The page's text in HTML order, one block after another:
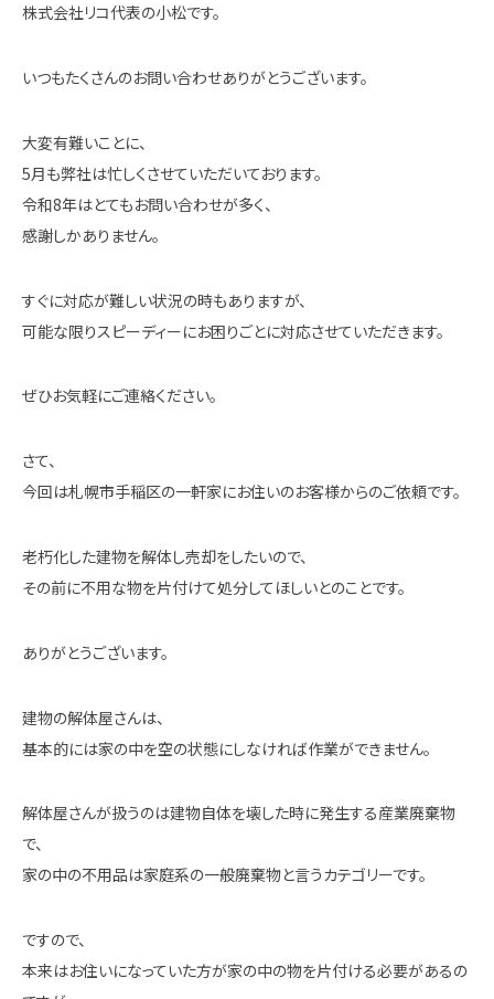
株式会社リコ代表の小松です。
いつもたくさんのお問い合わせありがとうございます。
大変有難いことに、
5月も弊社は忙しくさせていただいております。
令和8年はとてもお問い合わせが多く、
感謝しかありません。
すぐに対応が難しい状況の時もありますが、
可能な限りスピーディーにお困りごとに対応させていただきます。
ぜひお気軽にご連絡ください。
さて、
今回は札幌市手稲区の一軒家にお住いのお客様からのご依頼です。
老朽化した建物を解体し売却をしたいので、
その前に不用な物を片付けて処分してほしいとのことです。
ありがとうございます。
建物の解体屋さんは、
基本的には家の中を空の状態にしなければ作業ができません。
解体屋さんが扱うのは建物自体を壊した時に発生する産業廃棄物
で、
家の中の不用品は家庭系の一般廃棄物と言うカテゴリーです。
ですので、
本来はお住いになっていた方が家の中の物を片付ける必要があるの